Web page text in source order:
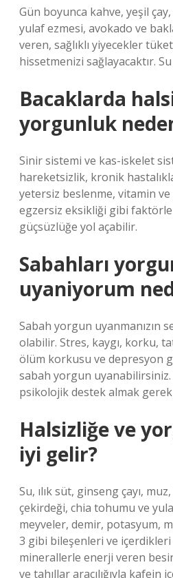
Gün boyunca kahve, yeşil
yulaf ezmesi, avokado ve
veren, sağlıklı yiyecekler
hissetmenizi sağlayacaktır.
Bacaklarda
yorgunluk
Sinir sistemi ve kas-iskelet
hareketsizlik, kronik
yetersiz beslenme, vitamin
egzersiz eksikliği gibi
güçsüzlüğe yol açabilir.
Sabahları
uyaniyorum
Sabah yorgun uyanmanızın
olabilir. Stres, kaygı, korku,
ölüm korkusu ve depresyon
sabah yorgun
psikolojik destek almak
Halsizliğe ve
iyi gelir?
Su, ılık süt, ginseng çayı,
çekirdeği, chia tohumu ve
meyveler, demir, potasyum,
3 gibi bileşenleri ve
minerallerle enerji veren
ve tahıllar aracılığıyla kafein